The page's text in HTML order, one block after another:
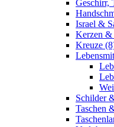
Geschirr,
Israel &
Kerzen
Kreuze
Schilder
Taschen